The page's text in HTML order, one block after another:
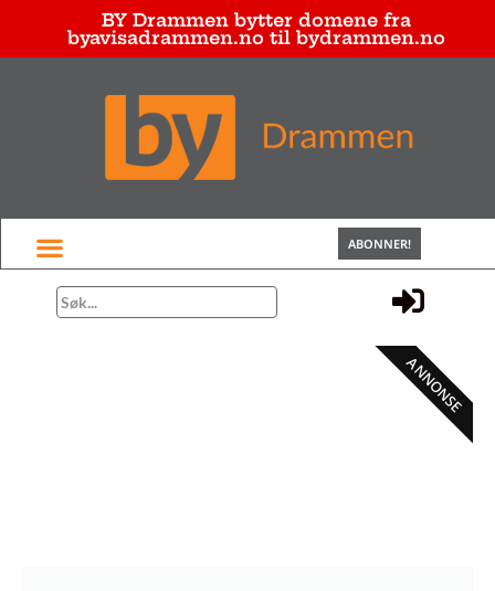
BY Drammen bytter domene fra
byavisadrammen.no til bydrammen.no
ABONNER!
ANNONSE